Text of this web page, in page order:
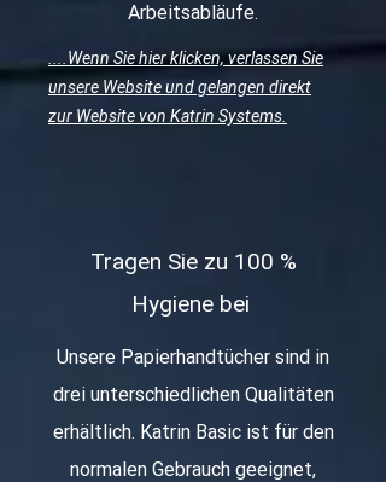
Arbeitsabläufe.
....Wenn Sie hier klicken, verlassen Sie
unsere Website und gelangen direkt
zur Website von Katrin Systems.
Tragen Sie zu 100 %
Hygiene bei
Unsere Papierhandtücher sind in
drei unterschiedlichen Qualitäten
erhältlich. Katrin Basic ist für den
normalen Gebrauch geeignet,